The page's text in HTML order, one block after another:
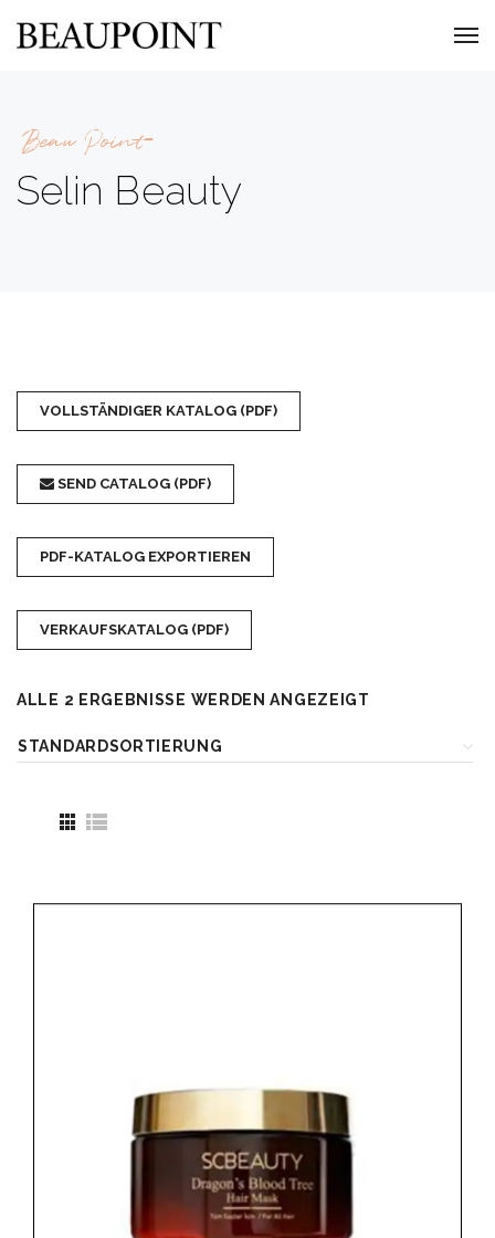
Beau Point
Selin Beauty
VOLLSTÄNDIGER KATALOG (PDF)
SEND CATALOG (PDF)
PDF-KATALOG EXPORTIEREN
VERKAUFSKATALOG (PDF)
ALLE 2 ERGEBNISSE WERDEN ANGEZEIGT